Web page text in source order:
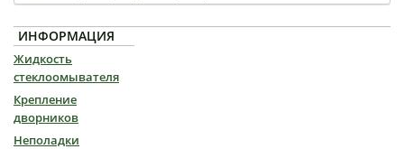
ИНФОРМАЦИЯ
Жидкость
стеклоомывателя
Крепление
дворников
Неполадки